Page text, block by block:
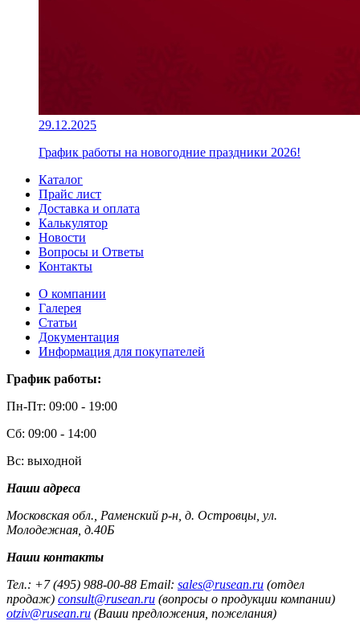
29.12.2025
График работы на новогодние праздники 2026!
Каталог
Прайс лист
Доставка и оплата
Калькулятор
Новости
Вопросы и Ответы
Контакты
О компании
Галерея
Статьи
Документация
Информация для покупателей
График работы:
Пн-Пт: 09:00 - 19:00
Сб: 09:00 - 14:00
Вс: выходной
Наши адреса
Московская обл., Раменский р-н, д. Островцы, ул.
Молодежная, д.40Б
Наши контакты
Тел.: +7 (495) 988-00-88 Email: sales@rusean.ru (отдел
продаж) consult@rusean.ru (вопросы о продукции компании)
otziv@rusean.ru (Ваши предложения, пожелания)